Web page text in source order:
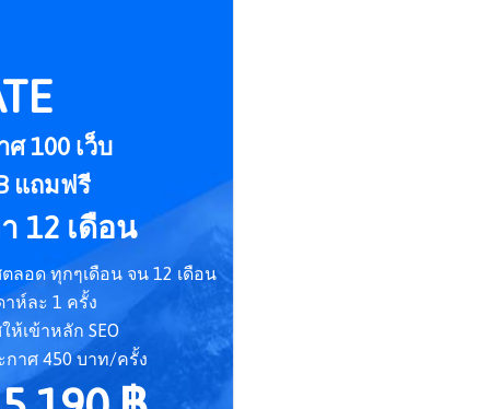
100 เว็บ
แถมฟรี
12 เดือน
ลอด ทุกๆเดือน จน 12 เดือน
ห์ละ 1 ครั้ง
ห้เข้าหลัก SEO
าศ 450 บาท/ครั้ง